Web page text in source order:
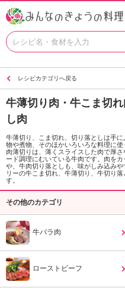
K
レシピカテゴリへ戻る
牛薄切り肉・牛こま切
し肉
牛薄切り、こま切れ、切り落としは手
物や煮物、そのほかいろいろな料理に
肉薄切りは、薄くスライスした肉で厚
ード調理にむいている牛肉です。肉を
や、牛肉切り落としも、味がしみ込み
リーの牛こま切れ、牛薄切り、牛切り
す。
その他のカテゴリ
牛バラ肉
ローストビーフ